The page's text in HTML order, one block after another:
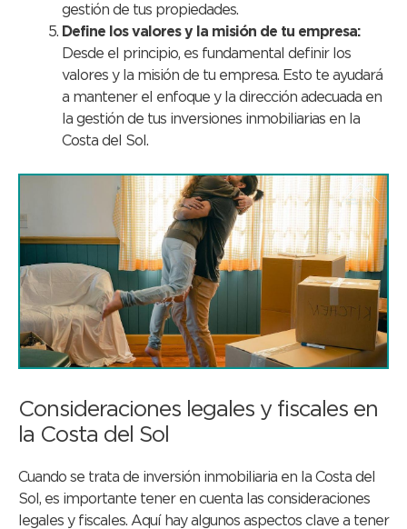
gestión de tus propiedades.
Define los valores y la misión de tu empresa:
Desde el principio, es fundamental definir los
valores y la misión de tu empresa. Esto te ayudará
a mantener el enfoque y la dirección adecuada en
la gestión de tus inversiones inmobiliarias en la
Costa del Sol.
Consideraciones legales y fiscales en
la Costa del Sol
Cuando se trata de inversión inmobiliaria en la Costa del
Sol, es importante tener en cuenta las consideraciones
legales y fiscales. Aquí hay algunos aspectos clave a tener